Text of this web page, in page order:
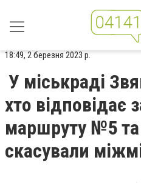
18:49, 2 березня 2023 р.
У міськраді
хто відповідає
маршруту №5
скасували